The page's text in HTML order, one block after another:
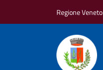
Regione Veneto